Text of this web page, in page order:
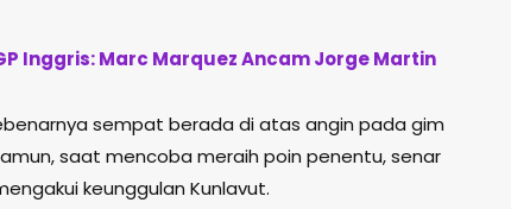
Inggris: Marc Marquez Ancam Jorge Martin
sempat berada di atas angin pada gim
saat mencoba meraih poin penentu, senar
keunggulan Kunlavut.